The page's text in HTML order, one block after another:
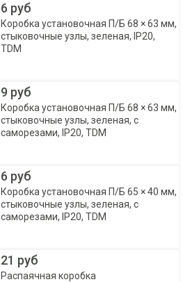
6 руб
Коробка установочная П/Б 68 × 63 мм,
стыковочные узлы, зеленая, IP20,
TDM
9 руб
Коробка установочная П/Б 68 × 63 мм,
стыковочные узлы, зеленая, с
саморезами, IP20, TDM
6 руб
Коробка установочная П/Б 65 × 40 мм,
стыковочные узлы, зеленая, с
саморезами, IP20, TDM
21 руб
Распаячная коробка